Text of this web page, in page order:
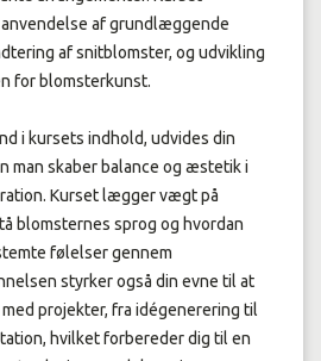
af grundlæggende
af snitblomster, og udvikling
for blomsterkunst.
i kursets indhold, udvides din
man skaber balance og æstetik i
Kurset lægger vægt på
blomsternes sprog og hvordan
følelser gennem
styrker også din evne til at
projekter, fra idégenerering til
hvilket forbereder dig til en